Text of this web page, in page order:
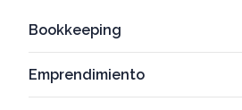
Bookkeeping
Emprendimiento